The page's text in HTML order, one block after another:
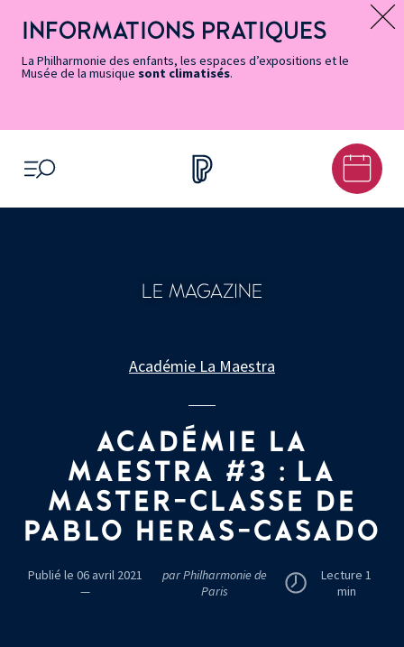
page
Accessibilité
accès
rapides
principal
contenu
principal
page
Message d’information
INFORMATIONS PRATIQUES
La Philharmonie des enfants, les espaces d’expositions et le
Musée de la musique sont climatisés.
OUVRIR LE MENU
LE MAGAZINE
Académie La Maestra
ACADÉMIE LA
MAESTRA #3 : LA
MASTER-CLASSE DE
PABLO HERAS-CASADO
Publié le 06 avril 2021
—
par Philharmonie de
Paris
Lecture 1
min